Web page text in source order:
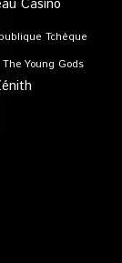
Casino
Tchèque
The Young Gods